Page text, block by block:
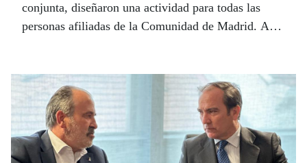
conjunta, diseñaron una actividad para todas las
personas afiliadas de la Comunidad de Madrid. Así,
Bernarda Alba”, de Federico García Lorca, además,
función accesible mediante audiodescripción en el
Teatro María Guerrero.